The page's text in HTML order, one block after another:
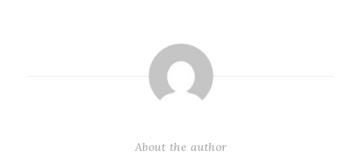
About the author